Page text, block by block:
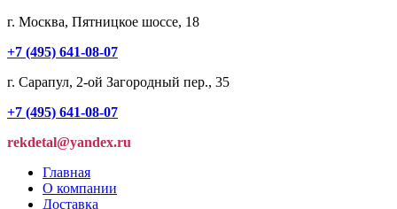
г. Москва, Пятницкое шоссе, 18
+7 (495) 641-08-07
г. Сарапул, 2-ой Загородный пер., 35
+7 (495) 641-08-07
rekdetal@yandex.ru
Главная
О компании
Доставка